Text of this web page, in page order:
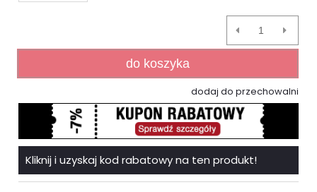
do koszyka
dodaj do przechowalni
Kliknij i uzyskaj kod rabatowy na ten produkt!